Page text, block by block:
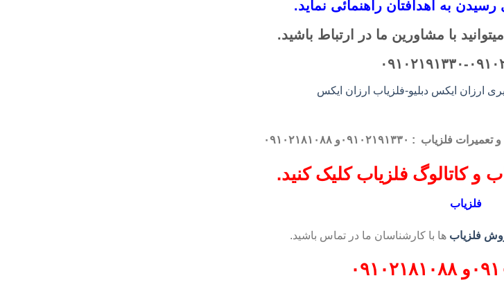
به اهدافتان راهنمائی نماید.
با مشاورین ما در ارتباط باشید.
۰۹۱۰۲۱۸۱۰۸۸
و تعمیرات فلزیاب : ۰۹۱۰۲۱۹۱۳۳۰و ۰۹۱۰۲۱۸۱۰۸۸
کاتالوگ فلزیاب کلیک کنید.
فلزیاب
فلزیاب ها با کارشناسان ما در تماس باشید.
و۰۹۱۰۲۱۸۱۰۸۸